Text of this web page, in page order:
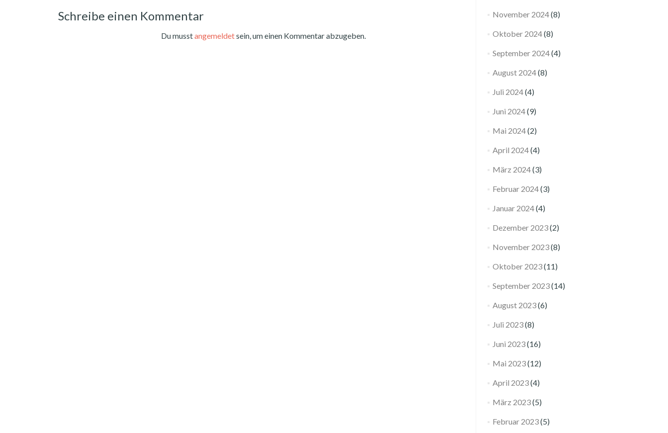
Schreibe einen Kommentar
Du musstangemeldetsein, um einen Kommentar abzugeben.
November 2024(8)
Oktober 2024(8)
September 2024(4)
August 2024(8)
Juli 2024(4)
Juni 2024(9)
Mai 2024(2)
April 2024(4)
März 2024(3)
Februar 2024(3)
Januar 2024(4)
Dezember 2023(2)
November 2023(8)
Oktober 2023(11)
September 2023(14)
August 2023(6)
Juli 2023(8)
Juni 2023(16)
Mai 2023(12)
April 2023(4)
März 2023(5)
Februar 2023(5)